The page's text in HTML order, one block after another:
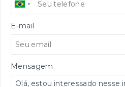
E-mail
Mensagem